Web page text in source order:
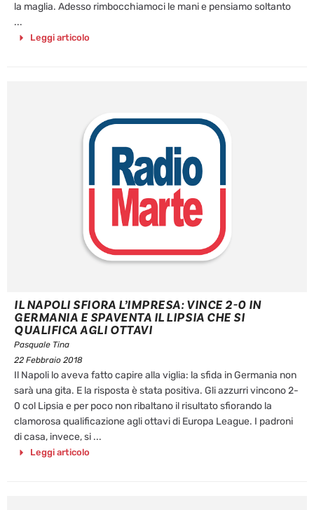
la maglia. Adesso rimbocchiamoci le mani e pensiamo soltanto
...
Leggi articolo
IL NAPOLI SFIORA L’IMPRESA: VINCE 2-0 IN
GERMANIA E SPAVENTA IL LIPSIA CHE SI
QUALIFICA AGLI OTTAVI
Pasquale Tina
22 Febbraio 2018
Il Napoli lo aveva fatto capire alla viglia: la sfida in Germania non
sarà una gita. E la risposta è stata positiva. Gli azzurri vincono 2-
0 col Lipsia e per poco non ribaltano il risultato sfiorando la
clamorosa qualificazione agli ottavi di Europa League. I padroni
di casa, invece, si ...
Leggi articolo